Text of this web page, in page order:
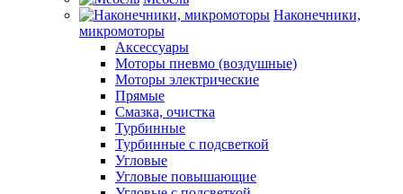
Наконечники,
микромоторы
Аксессуары
Моторы пневмо (воздушные)
Моторы электрические
Прямые
Смазка, очистка
Турбинные
Турбинные с подсветкой
Угловые
Угловые повышающие